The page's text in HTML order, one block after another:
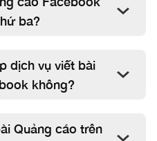
ba?
dịch vụ viết bài
không?
Quảng cáo trên